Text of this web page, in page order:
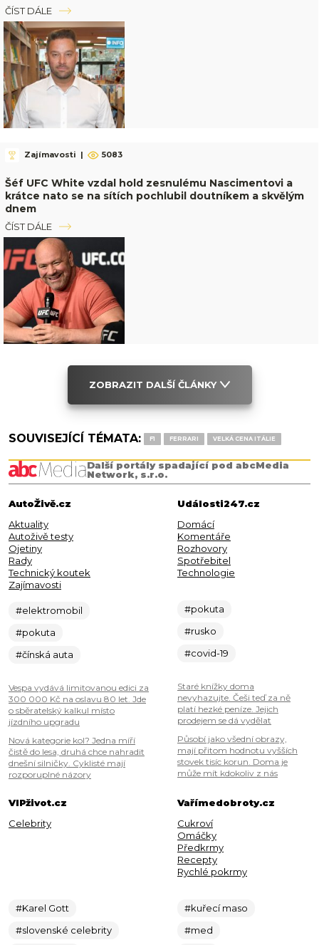
ČÍST DÁLE
Zajímavosti | 5083
Šéf UFC White vzdal hold zesnulému Nascimentovi a
krátce nato se na sítích pochlubil doutníkem a skvělým
dnem
ČÍST DÁLE
ZOBRAZIT DALŠÍ ČLÁNKY
SOUVISEJÍCÍ TÉMATA: F1 FERRARI VELKÁ CENA ITÁLIE
Další portály spadající pod abcMedia
Network, s.r.o.
AutoŽivě.cz
Aktuality
Autoživě testy
Ojetiny
Rady
Technický koutek
Zajímavosti
#elektromobil
#pokuta
#čínská auta
Vespa vydává limitovanou edici za
300 000 Kč na oslavu 80 let. Jde
o sběratelský kalkul místo
jízdního upgradu
Nová kategorie kol? Jedna míří
čistě do lesa, druhá chce nahradit
dnešní silničky. Cyklisté mají
rozporuplné názory
Události247.cz
Domácí
Komentáře
Rozhovory
Spotřebitel
Technologie
#pokuta
#rusko
#covid-19
Staré knížky doma
nevyhazujte. Češi teď za ně
platí hezké peníze. Jejich
prodejem se dá vydělat
Působí jako všední obrazy,
mají přitom hodnotu vyšších
stovek tisíc korun. Doma je
může mít kdokoliv z nás
VIPživot.cz
Celebrity
#Karel Gott
#slovenské celebrity
Vařímedobroty.cz
Cukroví
Omáčky
Předkrmy
Recepty
Rychlé pokrmy
#kuřecí maso
#med